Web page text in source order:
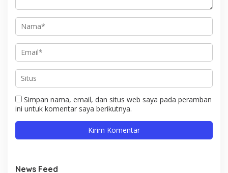
Simpan nama, email, dan situs web saya pada peramban
ini untuk komentar saya berikutnya.
News Feed